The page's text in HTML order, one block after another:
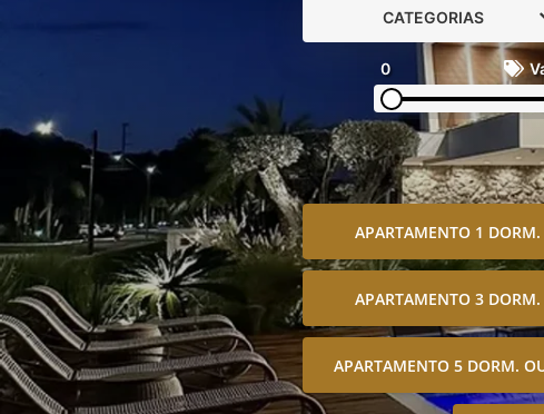
CATEGORIAS
0
APARTAMENTO 1 DORM.
APARTAMENTO 3 DORM.
APARTAMENTO 5 DORM.